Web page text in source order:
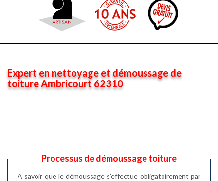
Expert en nettoyage et démoussage de
toiture Ambricourt 62310
Processus de démoussage toiture
A savoir que le démoussage s’effectue obligatoirement par